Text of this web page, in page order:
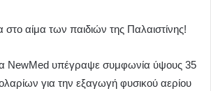
αίμα των παιδιών της Παλαιστίνης!
NewMed υπέγραψε συμφωνία ύψους 35
για την εξαγωγή φυσικού αερίου